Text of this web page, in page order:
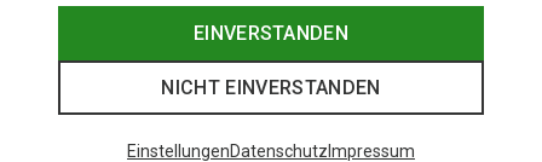
EINVERSTANDEN
NICHT EINVERSTANDEN
EinstellungenDatenschutz Impressum